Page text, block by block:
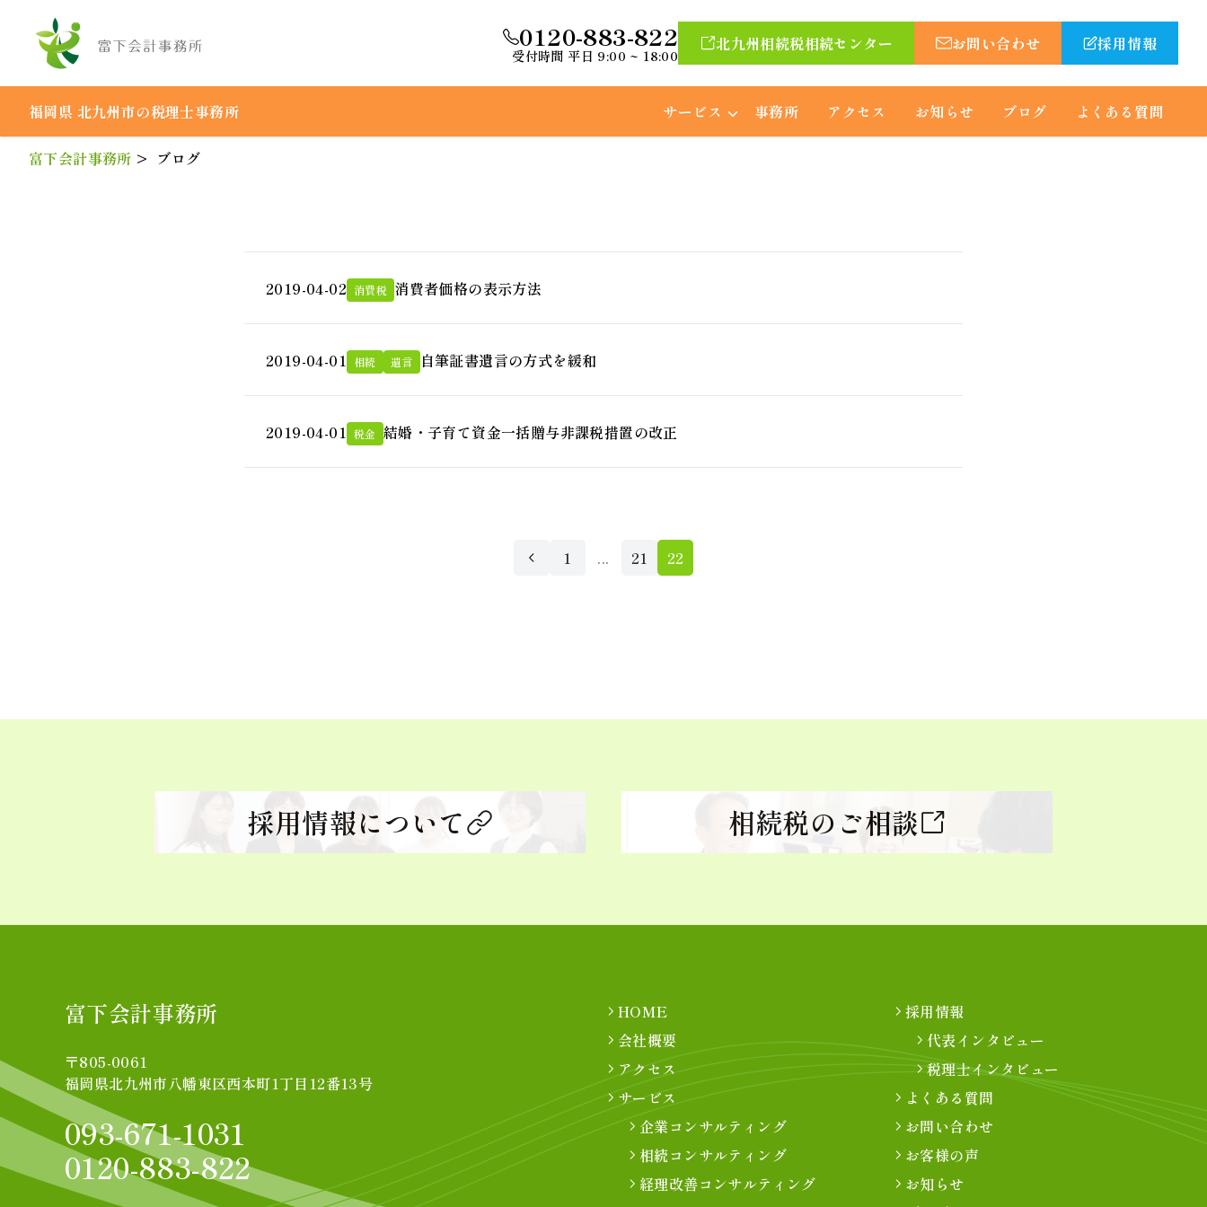
0120-883-822
受付時間 平日 9:00 ~ 18:00
北九州相続税相続センター お問い合わせ 採用情報
福岡県 北九州市の税理士事務所 サービス 事務所 アクセス お知らせ ブログ よくある質問
BLOG
ブログ
富下会計事務所 > ブログ
2019-04-02 消費税 消費者価格の表示方法
2019-04-01 相続 遺言 自筆証書遺言の方式を緩和
2019-04-01 税金 結婚・子育て資金一括贈与非課税措置の改正
1 ... 21 22
採用情報について 相続税のご相談
富下会計事務所
〒805-0061
福岡県北九州市八幡東区西本町1丁目12番13号
093-671-1031
0120-883-822
HOME
会社概要
アクセス
サービス
企業コンサルティング
相続コンサルティング
経理改善コンサルティング
採用情報
代表インタビュー
税理士インタビュー
よくある質問
お問い合わせ
お客様の声
お知らせ